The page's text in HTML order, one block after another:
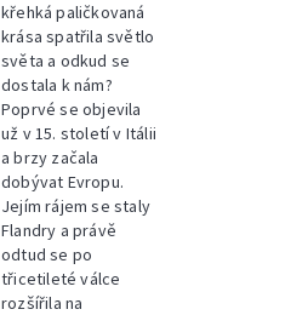
křehká paličkovaná
krása spatřila světlo
světa a odkud se
dostala k nám?
Poprvé se objevila
už v 15. století v Itálii
a brzy začala
dobývat Evropu.
Jejím rájem se staly
Flandry a právě
odtud se po
třicetileté válce
rozšířila na